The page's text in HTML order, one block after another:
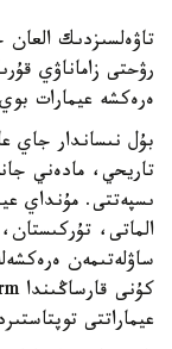
تاۋەلسىزدىك
رۋحتى زاماناۋي
ەرەكشە عيمارات
بۇل نىساندار جاي
تاريحي، مادەني
ىسپەتتى. مۇنداي
الماتى،
ساۋلەتىمەن
عيماراتتى